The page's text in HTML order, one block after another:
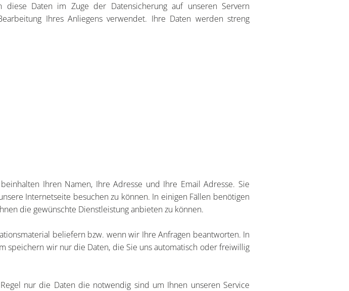
Daten im Zuge der Datensicherung auf unseren Servern
Ihres Anliegens verwendet. Ihre Daten werden streng
Ihren Namen, Ihre Adresse und Ihre Email Adresse. Sie
Internetseite besuchen zu können. In einigen Fällen benötigen
die gewünschte Dienstleistung anbieten zu können.
beliefern bzw. wenn wir Ihre Anfragen beantworten. In
speichern wir nur die Daten, die Sie uns automatisch oder freiwillig
nur die Daten die notwendig sind um Ihnen unseren Service